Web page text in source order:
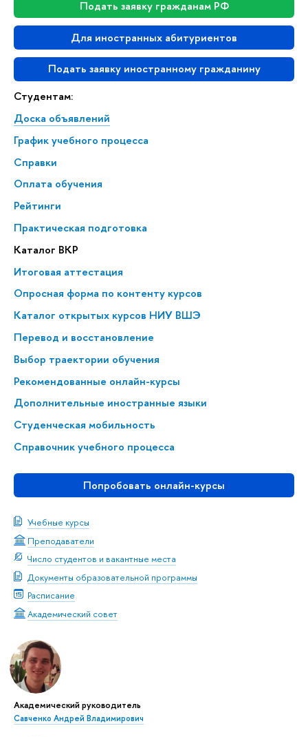
Подать заявку гражданам РФ
Для иностранных абитуриентов
Подать заявку иностранному гражданину
Студентам:
Доска объявлений
График учебного процесса
Справки
Оплата обучения
Рейтинги
Практическая подготовка
Каталог ВКР
Итоговая аттестация
Опросная форма по контенту курсов
Каталог открытых курсов НИУ ВШЭ
Перевод и восстановление
Выбор траектории обучения
Рекомендованные онлайн-курсы
Дополнительные иностранные языки
Студенческая мобильность
Справочник учебного процесса
Попробовать онлайн-курсы
Учебные курсы
Преподаватели
Число студентов и вакантные места
Документы образовательной программы
Расписание
Академический совет
Академический руководитель
Савченко Андрей Владимирович